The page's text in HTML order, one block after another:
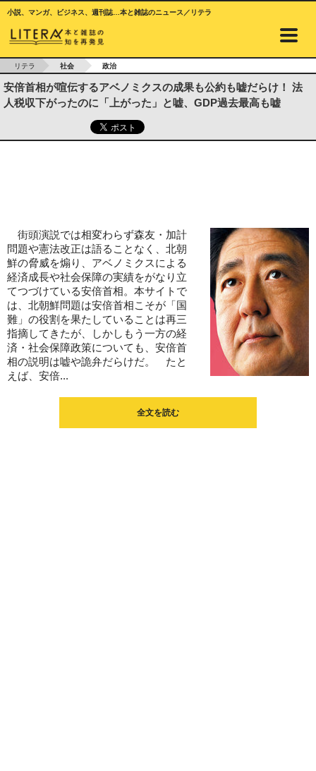
小説、マンガ、ビジネス、週刊誌…本と雑誌のニュース／リテラ
リテラ 社会 政治
安倍首相が喧伝するアベノミクスの成果も公約も嘘だらけ！ 法
人税収下がったのに「上がった」と嘘、GDP過去最高も嘘
街頭演説では相変わらず森友・加計
問題や憲法改正は語ることなく、北朝
鮮の脅威を煽り、アベノミクスによる
経済成長や社会保障の実績をがなり立
てつづけている安倍首相。本サイトで
は、北朝鮮問題は安倍首相こそが「国
難」の役割を果たしていることは再三
指摘してきたが、しかしもう一方の経
済・社会保障政策についても、安倍首
相の説明は嘘や詭弁だらけだ。 たと
えば、安倍...
全文を読む